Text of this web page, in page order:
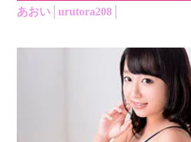
あおい│urutora208│